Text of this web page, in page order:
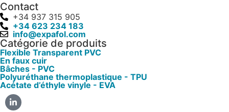
Contact
+34 937 315 905
+34 623 234 183
info@expafol.com
Catégorie de produits
Flexible Transparent PVC
En faux cuir
Bâches - PVC
Polyuréthane thermoplastique - TPU
Acétate d’éthyle vinyle - EVA